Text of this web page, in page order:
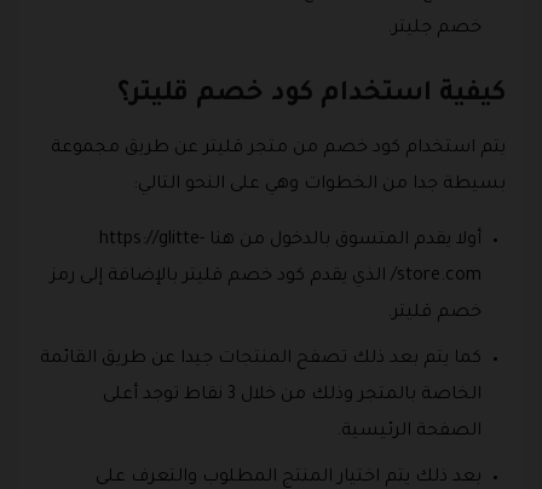
خصم جليتر.
كيفية استخدام كود خصم قليتر؟
يتم استخدام كود خصم من متجر قليتر عن طريق مجموعة
بسيطة جدا من الخطوات وهي على النحو التالي:
أولا يقدم المتسوق بالدخول من هنا https://glitte-
store.com/ الذي يقدم كود خصم قليتر بالإضافة إلى رمز
خصم قليتر.
كما يتم بعد ذلك تصفح المنتجات جيدا عن طريق القائمة
الخاصة بالمتجر وذلك من خلال 3 نقاط توجد أعلى
الصفحة الرئيسية.
بعد ذلك يتم اختيار المنتج المطلوب والتعرف على